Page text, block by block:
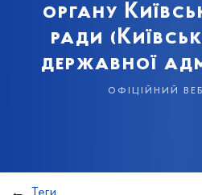
органу
ради
державної
офіційний